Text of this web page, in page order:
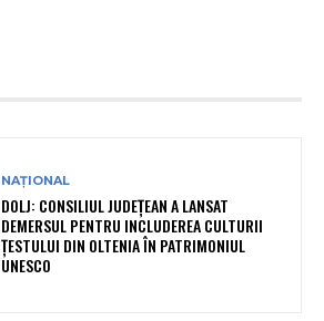
NAȚIONAL
DOLJ: CONSILIUL JUDEȚEAN A LANSAT
DEMERSUL PENTRU INCLUDEREA CULTURII
ȚESTULUI DIN OLTENIA ÎN PATRIMONIUL
UNESCO